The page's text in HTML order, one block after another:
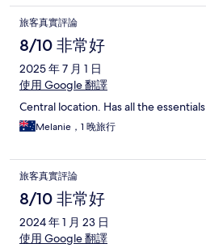
旅客真實評論
8/10 非常好
2025 年 7 月 1 日
使用 Google 翻譯
Central location. Has all the essentials
Melanie，1 晚旅行
旅客真實評論
8/10 非常好
2024 年 1 月 23 日
使用 Google 翻譯